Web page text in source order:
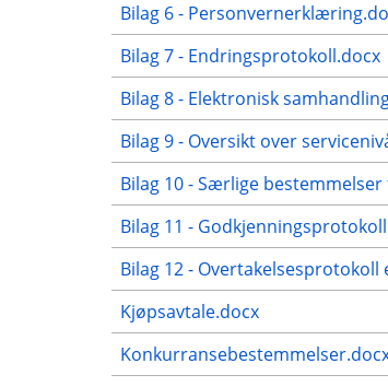
Bilag 6 -
Bilag 7 - Endringsprotokoll.docx
Bilag 8 - Elektronisk
Bilag 9 - Oversikt over
Bilag 10 - Særlige
Bilag 11 -
Bilag 12 -
Kjøpsavtale.docx